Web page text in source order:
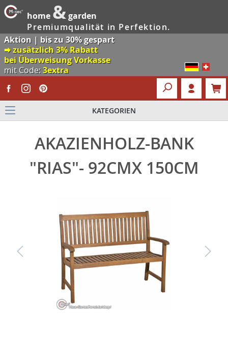
home &garden
Premiumqualität in Perfektion.
Aktion | bis zu 30% gespart
🠮 zusätzlich 3% Rabatt
bei Überweisung Vorkasse
mit Code:3extra
KATEGORIEN
AKAZIENHOLZ-BANK
"RIAS"- 92CMX 150CM